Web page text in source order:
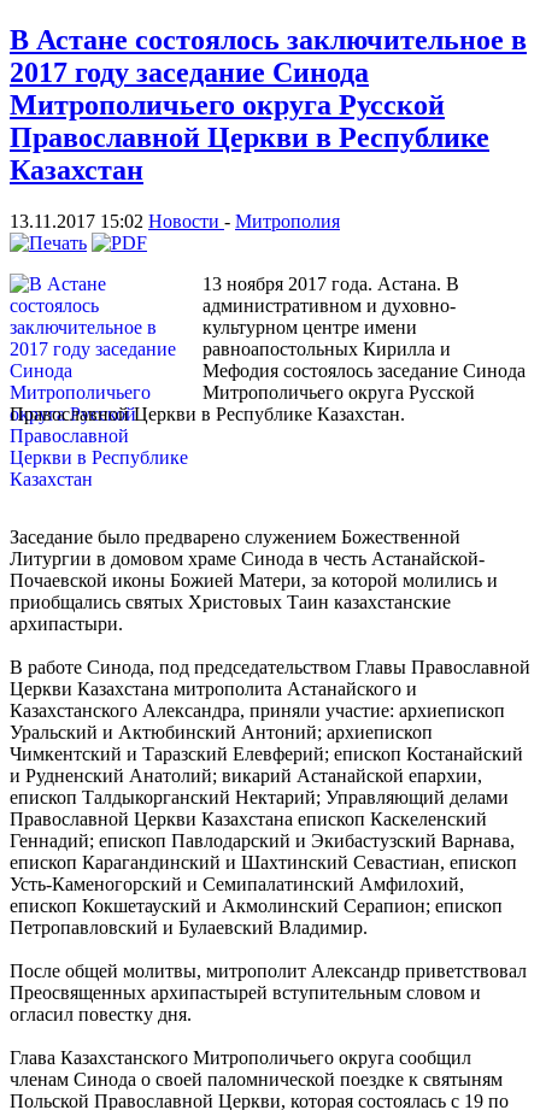
В Астане состоялось заключительное в
2017 году заседание Синода
Митрополичьего округа Русской
Православной Церкви в Республике
Казахстан
13.11.2017 15:02 Новости - Митрополия
13 ноября 2017 года. Астана. В
административном и духовно-
культурном центре имени
равноапостольных Кирилла и
Мефодия состоялось заседание Синода
Митрополичьего округа Русской
Православной Церкви в Республике Казахстан.
Заседание было предварено служением Божественной
Литургии в домовом храме Синода в честь Астанайской-
Почаевской иконы Божией Матери, за которой молились и
приобщались святых Христовых Таин казахстанские
архипастыри.
В работе Синода, под председательством Главы Православной
Церкви Казахстана митрополита Астанайского и
Казахстанского Александра, приняли участие: архиепископ
Уральский и Актюбинский Антоний; архиепископ
Чимкентский и Таразский Елевферий; епископ Костанайский
и Рудненский Анатолий; викарий Астанайской епархии,
епископ Талдыкорганский Нектарий; Управляющий делами
Православной Церкви Казахстана епископ Каскеленский
Геннадий; епископ Павлодарский и Экибастузский Варнава,
епископ Карагандинский и Шахтинский Севастиан, епископ
Усть-Каменогорский и Семипалатинский Амфилохий,
епископ Кокшетауский и Акмолинский Серапион; епископ
Петропавловский и Булаевский Владимир.
После общей молитвы, митрополит Александр приветствовал
Преосвященных архипастырей вступительным словом и
огласил повестку дня.
Глава Казахстанского Митрополичьего округа сообщил
членам Синода о своей паломнической поездке к святыням
Польской Православной Церкви, которая состоялась с 19 по